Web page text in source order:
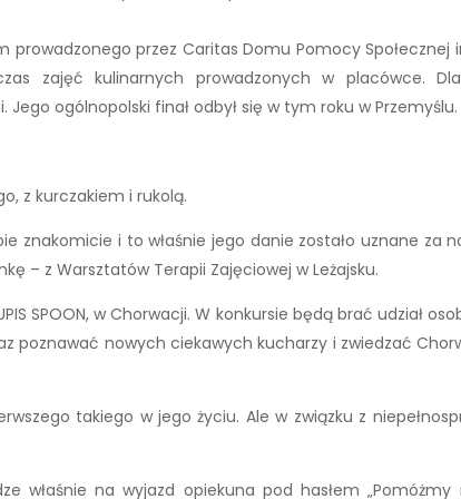
przez Caritas Domu Pomocy Społecznej
zajęć kulinarnych prowadzonych w placówce.
ogólnopolski finał odbył się w tym roku w Przemyślu.
z kurczakiem i rukolą.
znakomicie i to właśnie jego danie zostało uznane za
– z Warsztatów Terapii Zajęciowej w Leżajsku.
SPOON, w Chorwacji. W konkursie będą brać udział
nowych ciekawych kucharzy i zwiedzać
takiego w jego życiu. Ale w związku z
właśnie na wyjazd opiekuna pod hasłem „Pomóżmy